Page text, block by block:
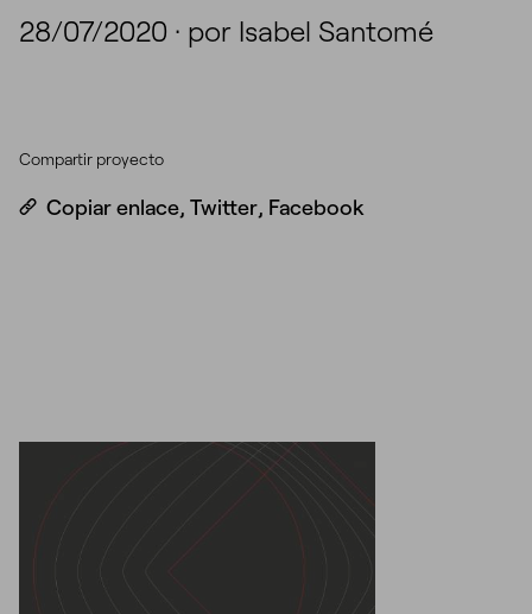
28/07/2020 · por Isabel Santomé
Compartir proyecto
Copiar enlace, Twitter, Facebook